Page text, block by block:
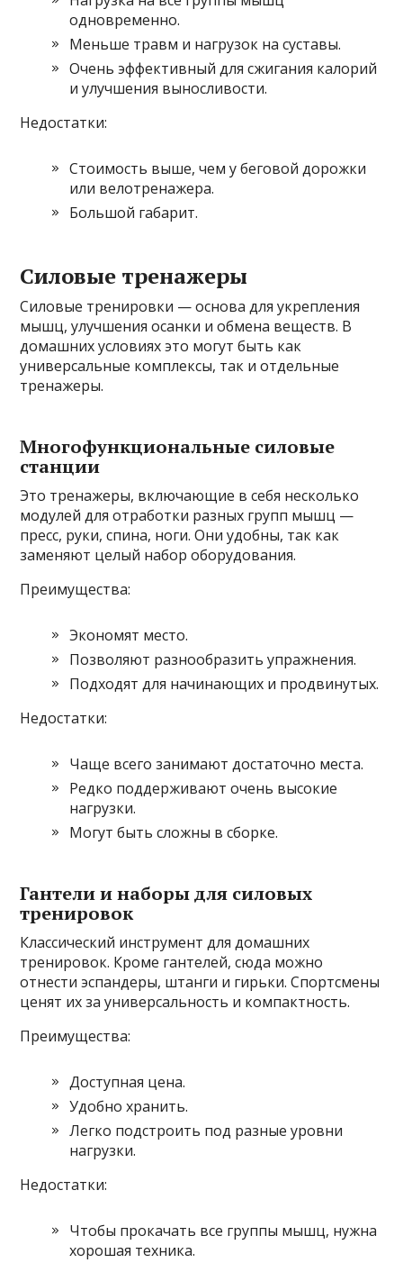
одновременно.
Меньше травм и нагрузок на суставы.
Очень эффективный для сжигания калорий
и улучшения выносливости.
Недостатки:
Стоимость выше, чем у беговой дорожки
или велотренажера.
Большой габарит.
Силовые тренажеры
Силовые тренировки — основа для укрепления
мышц, улучшения осанки и обмена веществ. В
домашних условиях это могут быть как
универсальные комплексы, так и отдельные
тренажеры.
Многофункциональные силовые
станции
Это тренажеры, включающие в себя несколько
модулей для отработки разных групп мышц —
пресс, руки, спина, ноги. Они удобны, так как
заменяют целый набор оборудования.
Преимущества:
Экономят место.
Позволяют разнообразить упражнения.
Подходят для начинающих и продвинутых.
Недостатки:
Чаще всего занимают достаточно места.
Редко поддерживают очень высокие
нагрузки.
Могут быть сложны в сборке.
Гантели и наборы для силовых
тренировок
Классический инструмент для домашних
тренировок. Кроме гантелей, сюда можно
отнести эспандеры, штанги и гирьки. Спортсмены
ценят их за универсальность и компактность.
Преимущества:
Доступная цена.
Удобно хранить.
Легко подстроить под разные уровни
нагрузки.
Недостатки:
Чтобы прокачать все группы мышц, нужна
хорошая техника.